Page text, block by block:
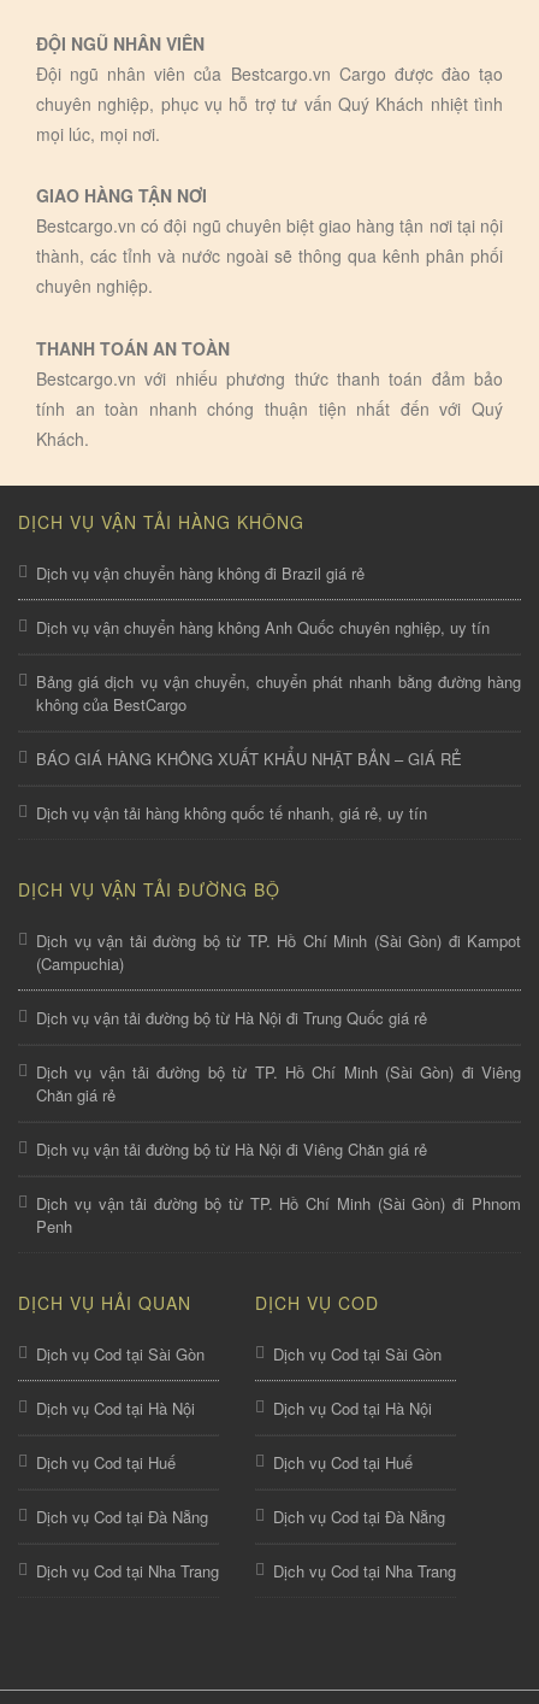
ĐỘI NGŨ NHÂN VIÊN
Đội ngũ nhân viên của Bestcargo.vn Cargo được đào tạo
chuyên nghiệp, phục vụ hỗ trợ tư vấn Quý Khách nhiệt tình
mọi lúc, mọi nơi.
GIAO HÀNG TẬN NƠI
Bestcargo.vn có đội ngũ chuyên biệt giao hàng tận nơi tại nội
thành, các tỉnh và nước ngoài sẽ thông qua kênh phân phối
chuyên nghiệp.
THANH TOÁN AN TOÀN
Bestcargo.vn với nhiếu phương thức thanh toán đảm bảo
tính an toàn nhanh chóng thuận tiện nhất đến với Quý
Khách.
DỊCH VỤ VẬN TẢI HÀNG KHÔNG
Dịch vụ vận chuyển hàng không đi Brazil giá rẻ
Dịch vụ vận chuyển hàng không Anh Quốc chuyên nghiệp, uy tín
Bảng giá dịch vụ vận chuyển, chuyển phát nhanh bằng đường hàng
không của BestCargo
BÁO GIÁ HÀNG KHÔNG XUẤT KHẨU NHẬT BẢN – GIÁ RẺ
Dịch vụ vận tải hàng không quốc tế nhanh, giá rẻ, uy tín
DỊCH VỤ VẬN TẢI ĐƯỜNG BỘ
Dịch vụ vận tải đường bộ từ TP. Hồ Chí Minh (Sài Gòn) đi Kampot
(Campuchia)
Dịch vụ vận tải đường bộ từ Hà Nội đi Trung Quốc giá rẻ
Dịch vụ vận tải đường bộ từ TP. Hồ Chí Minh (Sài Gòn) đi Viêng
Chăn giá rẻ
Dịch vụ vận tải đường bộ từ Hà Nội đi Viêng Chăn giá rẻ
Dịch vụ vận tải đường bộ từ TP. Hồ Chí Minh (Sài Gòn) đi Phnom
Penh
DỊCH VỤ HẢI QUAN
Dịch vụ Cod tại Sài Gòn
Dịch vụ Cod tại Hà Nội
Dịch vụ Cod tại Huế
Dịch vụ Cod tại Đà Nẵng
Dịch vụ Cod tại Nha Trang
DỊCH VỤ COD
Dịch vụ Cod tại Sài Gòn
Dịch vụ Cod tại Hà Nội
Dịch vụ Cod tại Huế
Dịch vụ Cod tại Đà Nẵng
Dịch vụ Cod tại Nha Trang